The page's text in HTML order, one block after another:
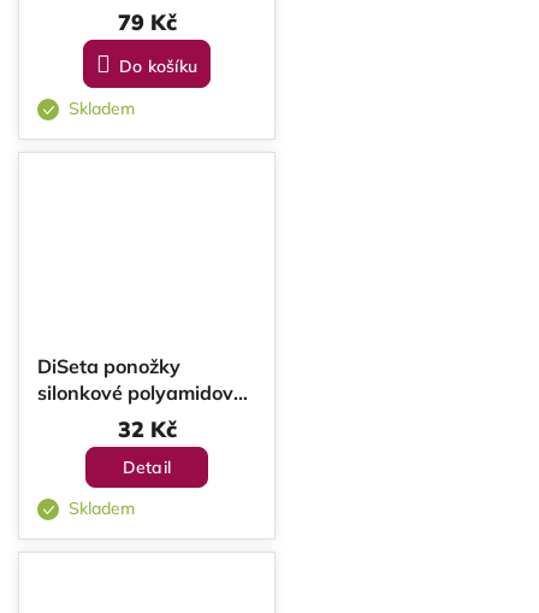
79 Kč
Do košíku
Skladem
DiSeta ponožky
silonkové polyamidové
Citrus 20 DEN 2 páry
32 Kč
Detail
Skladem